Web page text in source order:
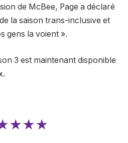
de McBee, Page a déclaré
la saison trans-inclusive et
gens la voient ».
3 est maintenant disponible